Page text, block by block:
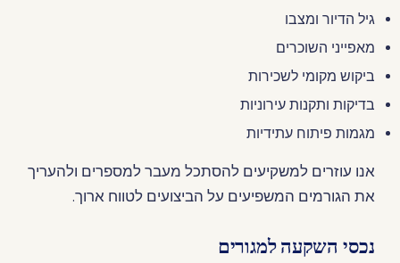
גיל הדיור ומצבו
מאפייני השוכרים
ביקוש מקומי לשכירות
בדיקות ותקנות עירוניות
מגמות פיתוח עתידיות
אנו עוזרים למשקיעים להסתכל מעבר למספרים ולהעריך
את הגורמים המשפיעים על הביצועים לטווח ארוך.
נכסי השקעה למגורים